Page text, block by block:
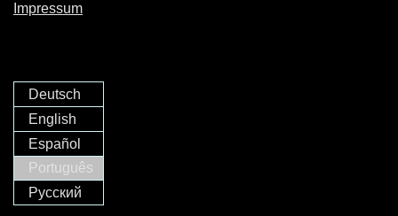
Impressum
Deutsch
English
Español
Português
Русский